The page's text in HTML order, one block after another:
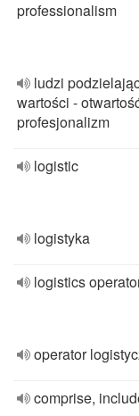
professionalism
ludzi
wartości -
profesjonalizm
logistic
logistyka
logistics
operator
comprise,